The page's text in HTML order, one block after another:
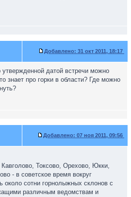
Добавлено: 31 окт 2011, 18:17
датой встречи можно
знает про горки в области? Где можно
Добавлено: 07 ноя 2011, 09:56
Токсово, Орехово, Юкки,
- в советское время вокруг
около сотни горнолыжных склонов с
различным ведомствам и